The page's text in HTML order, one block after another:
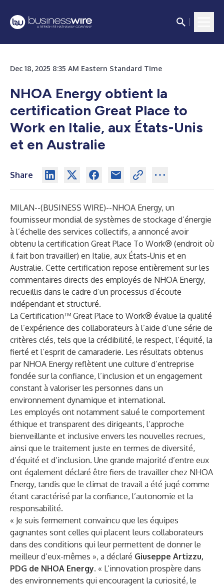
Dec 18, 2025 8:35 AM Eastern Standard Time
NHOA Energy obtient la
certification Great Place to
Work en Italie, aux États-Unis
et en Australie
Share
MILAN--(BUSINESS WIRE)--NHOA Energy, un
fournisseur mondial de systèmes de stockage d’énergie
à l’échelle des services collectifs, a annoncé avoir
obtenu la certification Great Place To Work® (endroit où
il fait bon travailler) en Italie, aux États-Unis et en
Australie. Cette certification repose entièrement sur les
commentaires directs des employés de NHOA Energy,
recueillis dans le cadre d’un processus d’écoute
indépendant et structuré.
La Certification™ Great Place to Work® évalue la qualité
de l’expérience des collaborateurs à l’aide d’une série de
critères clés, tels que la crédibilité, le respect, l’équité, la
fierté et l’esprit de camaraderie. Les résultats obtenus
par NHOA Energy reflètent une culture d’entreprise
fondée sur la confiance, l’inclusion et un engagement
constant à valoriser les personnes dans un
environnement dynamique et international.
Les employés ont notamment salué le comportement
éthique et transparent des dirigeants, l’approche
bienveillante et inclusive envers les nouvelles recrues,
ainsi que le traitement juste en termes de diversité,
d’équité et d’inclusion. Une grande majorité d’entre eux
ont également déclaré être fiers de travailler chez NHOA
Energy, tandis que le climat de travail a été jugé comme
étant caractérisé par la confiance, l’autonomie et la
responsabilité.
« Je suis fermement convaincu que les équipes
gagnantes sont celles qui placent leurs collaborateurs
dans des conditions qui leur permettent de donner le
meilleur d’eux-mêmes », a déclaré Giuseppe Artizzu,
PDG de NHOA Energy. « L’innovation prospère dans
des environnements qui encouragent la curiosité, le